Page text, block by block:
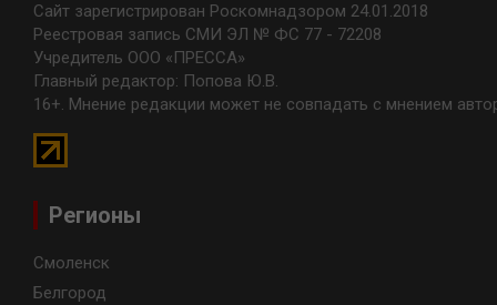
Сайт зарегистрирован Роскомнадзором 24.01.2018
Реестровая запись СМИ ЭЛ № ФС 77 - 72208
Учредитель ООО «ПРЕССА»
Главный редактор: Попова Ю.В.
16+. Мнение редакции может не совпадать с мнением
Регионы
Смоленск
Белгород